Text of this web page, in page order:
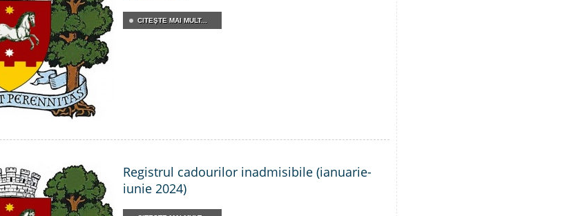
CITEŞTE MAI MULT...
Registrul cadourilor inadmisibile (ianuarie-
iunie 2024)